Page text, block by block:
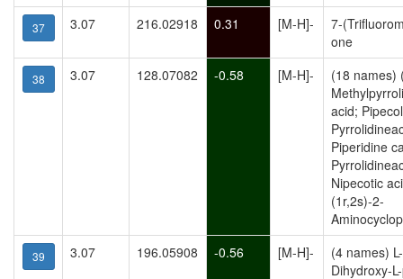
37 3.07 216.02918 0.31 [M-H]-
7-
one
38 3.07 128.07082 -0.58 [M-H]-
(18 names)
acid;
Piperidine
Nipecotic
(1r,2s)-2-
39 3.07 196.05908 -0.56 [M-H]-
(4 names)
Dihydroxy-